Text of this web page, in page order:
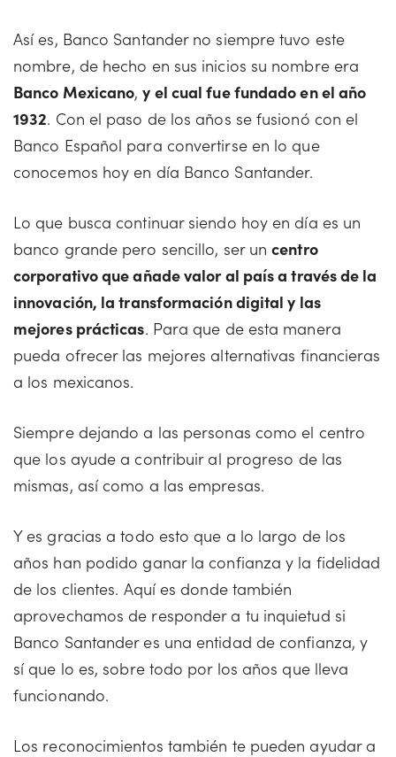
Así es, Banco Santander no siempre tuvo este
nombre, de hecho en sus inicios su nombre era
Banco Mexicano,y el cual fue fundado en el año
1932. Con el paso de los años se fusionó con el
Banco Español para convertirse en lo que
conocemos hoy en día Banco Santander.
Lo que busca continuar siendo hoy en día es un
banco grande pero sencillo, ser uncentro
corporativo que añade valor al país a través de la
innovación, la transformación digital y las
mejores prácticas. Para que de esta manera
pueda ofrecer las mejores alternativas financieras
a los mexicanos.
Siempre dejando a las personas como el centro
que los ayude a contribuir al progreso de las
mismas, así como a las empresas.
Y es gracias a todo esto que a lo largo de los
años han podido ganar la confianza y la fidelidad
de los clientes. Aquí es donde también
aprovechamos de responder a tu inquietud si
Banco Santander es una entidad de confianza, y
sí que lo es, sobre todo por los años que lleva
funcionando.
Los reconocimientos también te pueden ayudar a